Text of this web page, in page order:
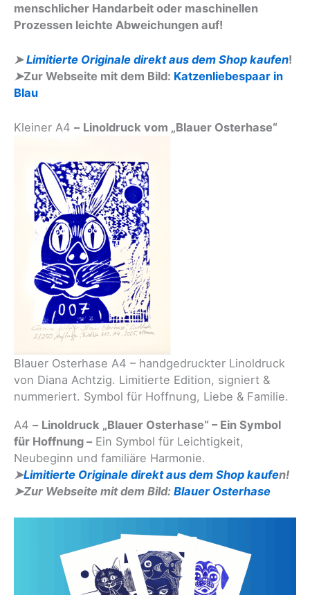
menschlicher Handarbeit oder maschinellen
Prozessen leichte Abweichungen auf!
➤Limitierte Originale direkt aus dem Shop kaufen!
➤Zur Webseite mit dem Bild: Katzenliebespaar in
Blau
Kleiner A4 – Linoldruck vom „Blauer Osterhase“
Blauer Osterhase A4 – handgedruckter Linoldruck
von Diana Achtzig. Limitierte Edition, signiert &
nummeriert. Symbol für Hoffnung, Liebe & Familie.
A4 – Linoldruck „Blauer Osterhase“ – Ein Symbol
für Hoffnung –Ein Symbol für Leichtigkeit,
Neubeginn und familiäre Harmonie.
➤Limitierte Originale direkt aus dem Shop kaufen!
➤Zur Webseite mit dem Bild: Blauer Osterhase